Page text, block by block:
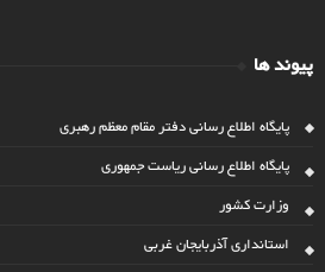
پیوند ها
پایگاه اطلاع رسانی دفتر مقام معظم رهبری
پایگاه اطلاع رسانی ریاست جمهوری
وزارت کشور
استانداری آذربایجان غربی